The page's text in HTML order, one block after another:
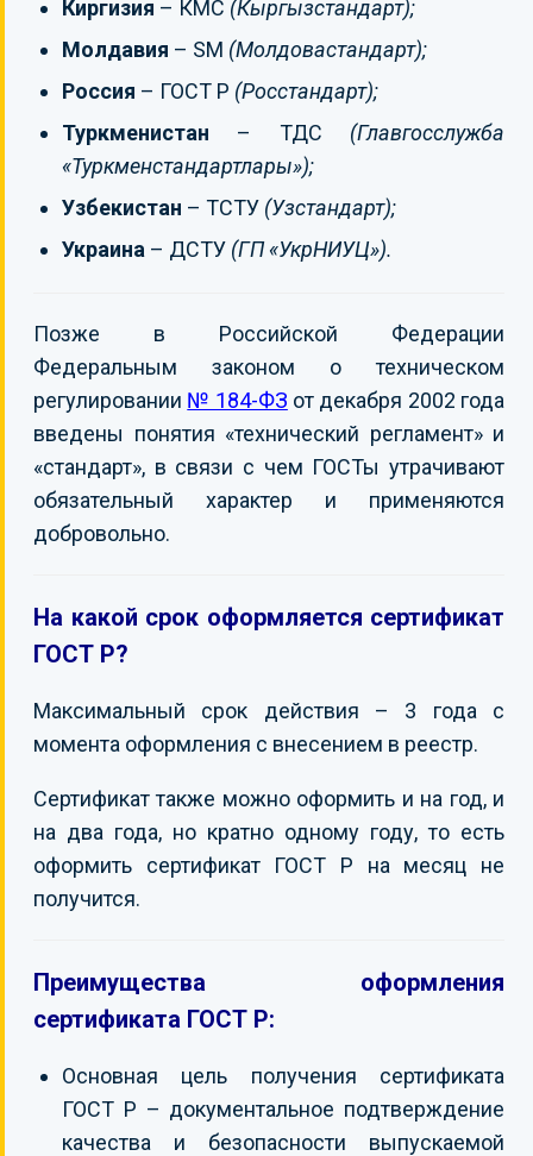
Киргизия – КМС (Кыргызстандарт);
Молдавия – SM (Молдовастандарт);
Россия – ГОСТ Р (Росстандарт);
Туркменистан – ТДС (Главгосслужба
«Туркменстандартлары»);
Узбекистан – ТСТУ (Узстандарт);
Украина – ДСТУ (ГП «УкрНИУЦ»).
Позже в Российской Федерации
Федеральным законом о техническом
регулировании № 184-ФЗ от декабря 2002 года
введены понятия «технический регламент» и
«стандарт», в связи с чем ГОСТы утрачивают
обязательный характер и применяются
добровольно.
На какой срок оформляется сертификат
ГОСТ Р?
Максимальный срок действия – 3 года с
момента оформления с внесением в реестр.
Сертификат также можно оформить и на год, и
на два года, но кратно одному году, то есть
оформить сертификат ГОСТ Р на месяц не
получится.
Преимущества оформления
сертификата ГОСТ Р:
Основная цель получения сертификата
ГОСТ Р – документальное подтверждение
качества и безопасности выпускаемой